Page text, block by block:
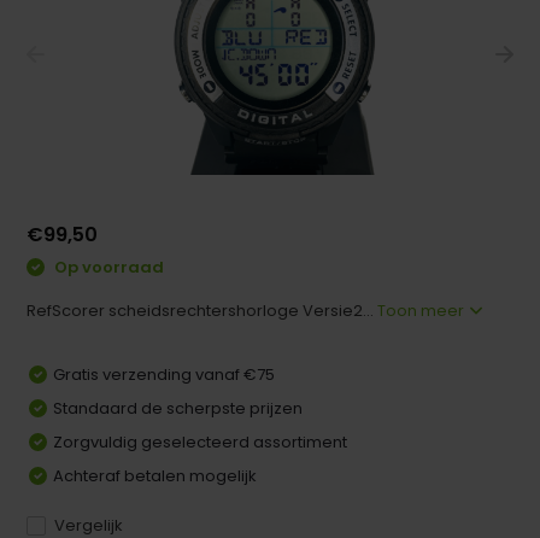
€99,50
Op voorraad
RefScorer scheidsrechtershorloge Versie2...Toon meer
Gratis verzending vanaf €75
Standaard de scherpste prijzen
Zorgvuldig geselecteerd assortiment
Achteraf betalen mogelijk
Vergelijk